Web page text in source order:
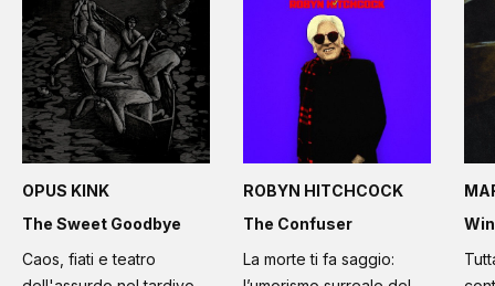
OPUS KINK
The Sweet Goodbye
Caos, fiati e teatro
ROBYN HITCHCOCK
The Confuser
La morte ti fa saggio: